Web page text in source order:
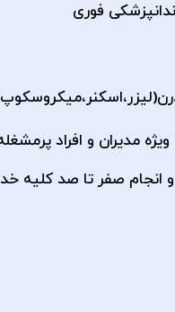
فوری
انجام صفر تا صد کلیه